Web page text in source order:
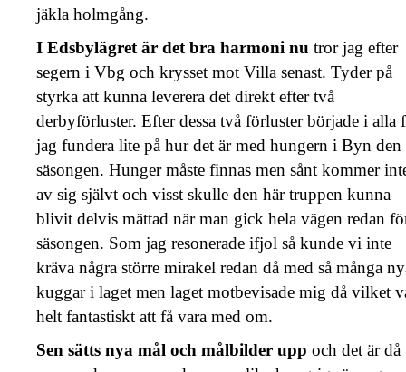
jäkla holmgång.
I Edsbylägret är det bra harmoni nu tror jag efter
segern i Vbg och krysset mot Villa senast. Tyder på
styrka att kunna leverera det direkt efter två
derbyförluster. Efter dessa två förluster började i alla
jag fundera lite på hur det är med hungern i Byn den
säsongen. Hunger måste finnas men sånt kommer
av sig självt och visst skulle den här truppen kunna
blivit delvis mättad när man gick hela vägen redan
säsongen. Som jag resonerade ifjol så kunde vi inte
kräva några större mirakel redan då med så många
kuggar i laget men laget motbevisade mig då vilket
helt fantastiskt att få vara med om.
Sen sätts nya mål och målbilder upp och det är då